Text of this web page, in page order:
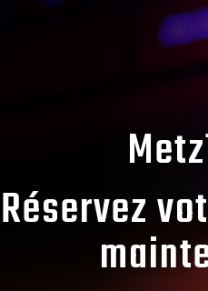
Réservez